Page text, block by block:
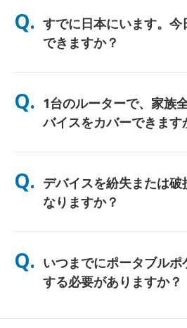
ます。
み封筒が同梱されていますので、日本
函するだけです。書類手続きやカウン
Q. すでに日本にいます。今
できますか？
はい。空港での当日受け取りが可能で
わせいただければ、お住まいの地域で
たします。
Q. 1台のルーターで、家族
バイスをカバーできます
はい、最大10台のデバイス（スマー
し、終日使用できるよう無料のパワー
Q. デバイスを紛失または破
なりますか？
チェックアウト時に保険を追加して、
発生した場合は、すぐに当社までご連
できるようサポートいたします。
Q. いつまでにポータブル
する必要がありますか？